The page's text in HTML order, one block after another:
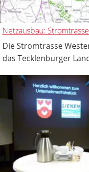
Netzausbau:
Die Stromtrasse
das Tecklenburger